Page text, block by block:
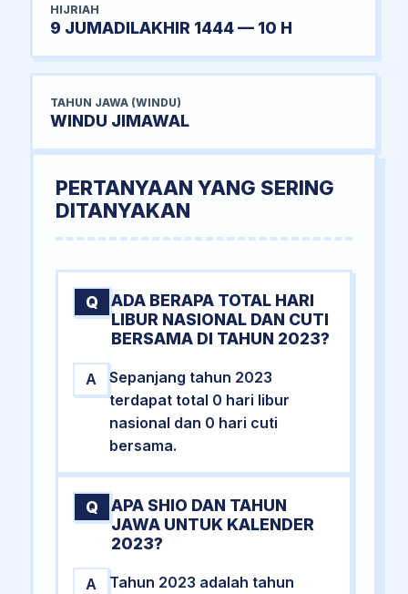
HIJRIAH
9 JUMADILAKHIR 1444 — 10 H
TAHUN JAWA (WINDU)
WINDU JIMAWAL
PERTANYAAN YANG SERING
DITANYAKAN
Q
ADA BERAPA TOTAL HARI
LIBUR NASIONAL DAN CUTI
BERSAMA DI TAHUN 2023?
A
Sepanjang tahun 2023
terdapat total 0 hari libur
nasional dan 0 hari cuti
bersama.
Q
APA SHIO DAN TAHUN
JAWA UNTUK KALENDER
2023?
A
Tahun 2023 adalah tahun